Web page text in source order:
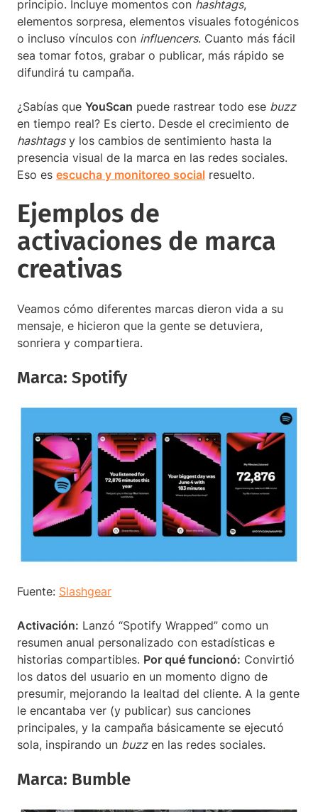
principio. Incluye momentos con hashtags,
elementos sorpresa, elementos visuales fotogénicos
o incluso vínculos con influencers. Cuanto más fácil
sea tomar fotos, grabar o publicar, más rápido se
difundirá tu campaña.
¿Sabías que YouScan puede rastrear todo ese buzz
en tiempo real? Es cierto. Desde el crecimiento de
hashtagsy los cambios de sentimiento hasta la
presencia visual de la marca en las redes sociales.
Eso es escucha y monitoreo social resuelto.
Ejemplos de
activaciones de marca
creativas
Veamos cómo diferentes marcas dieron vida a su
mensaje, e hicieron que la gente se detuviera,
sonriera y compartiera.
Marca: Spotify
Fuente: Slashgear
Activación: Lanzó “Spotify Wrapped” como un
resumen anual personalizado con estadísticas e
historias compartibles. Por qué funcionó: Convirtió
los datos del usuario en un momento digno de
presumir, mejorando la lealtad del cliente. A la gente
le encantaba ver (y publicar) sus canciones
principales, y la campaña básicamente se ejecutó
sola, inspirando un buzzen las redes sociales.
Marca: Bumble